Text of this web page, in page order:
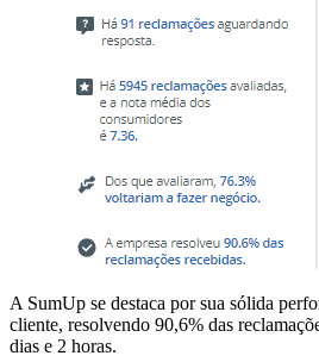
A SumUp se destaca por sua sólida
cliente, resolvendo 90,6% das
dias e 2 horas.